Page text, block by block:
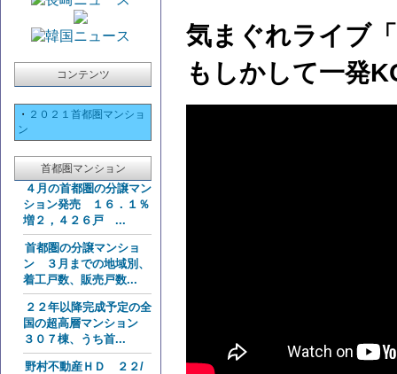
コンテンツ
・ ２０２１首都圏マンショ
ン
首都圏マンション
４月の首都圏の分譲マン
ション発売 １６．１％
増２，４２６戸 ...
首都圏の分譲マンショ
ン ３月までの地域別、
着工戸数、販売戸数...
２２年以降完成予定の全
国の超高層マンション
３０７棟、うち首...
野村不動産ＨＤ ２２/
気まぐれライブ
もしかして一発